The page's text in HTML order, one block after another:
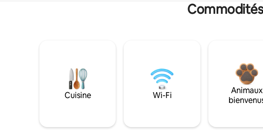
Cuisine Wi-Fi
Animaux